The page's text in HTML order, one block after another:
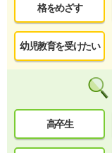
格をめざす
幼児教育を受けたい
高卒生